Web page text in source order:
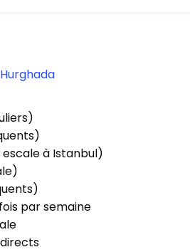
escale à Istanbul)
par semaine